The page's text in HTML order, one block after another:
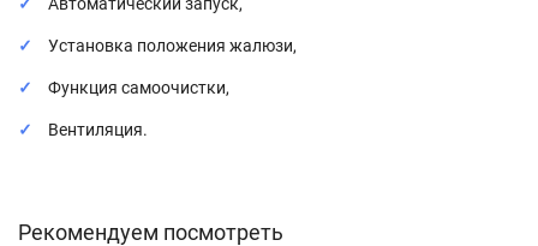
Установка положения жалюзи,
Функция самоочистки,
Вентиляция.
Рекомендуем посмотреть